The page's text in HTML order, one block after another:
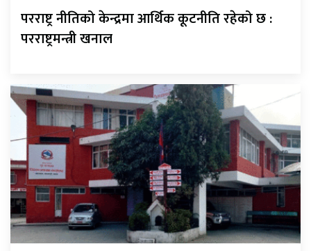
परराष्ट्र नीतिको केन्द्रमा आर्थिक कूटनीति रहेको छ :
परराष्ट्रमन्त्री खनाल